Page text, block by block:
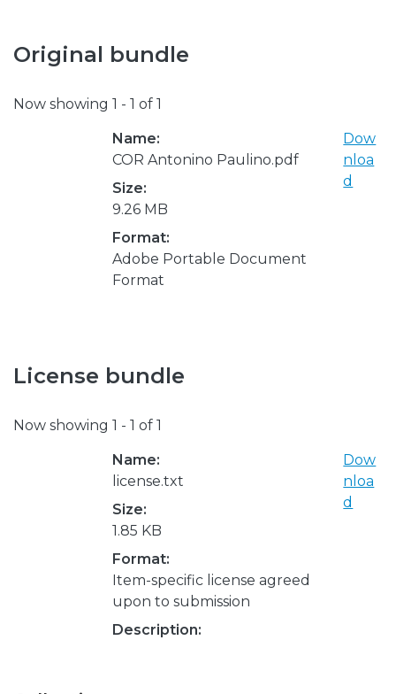
Original bundle
Now showing 1 - 1 of 1
Name:
COR Antonino Paulino.pdf
Size:
9.26 MB
Format:
Adobe Portable Document
Format
Dow
nloa
d
License bundle
Now showing 1 - 1 of 1
Name:
license.txt
Size:
1.85 KB
Format:
Item-specific license agreed
upon to submission
Description:
Dow
nloa
d